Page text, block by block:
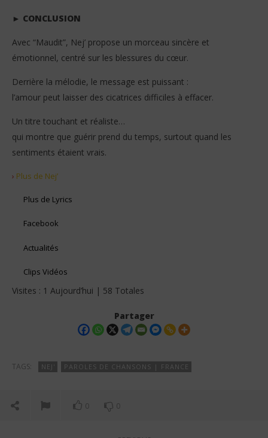
► CONCLUSION
Avec “Maudit”, Nej’ propose un morceau sincère et
émotionnel, centré sur les blessures du cœur.
Derrière la mélodie, le message est puissant :
l’amour peut laisser des cicatrices difficiles à effacer.
Un titre touchant et réaliste…
qui montre que guérir prend du temps, surtout quand les
sentiments étaient vrais.
› Plus de Nej’
Plus de Lyrics
Facebook
Actualités
Clips Vidéos
Visites : 1 Aujourd’hui | 58 Totales
Partager
TAGS: NEJ' PAROLES DE CHANSONS | FRANCE
0 0